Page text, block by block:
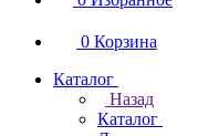
0 Корзина
Каталог
Назад
Каталог